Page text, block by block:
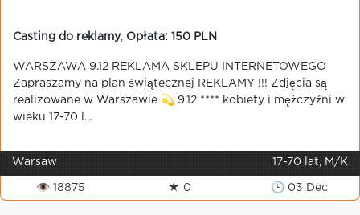
Casting do reklamy, Opłata: 150 PLN
WARSZAWA 9.12 REKLAMA SKLEPU INTERNETOWEGO
Zapraszamy na plan świątecznej REKLAMY !!! Zdjęcia są
realizowane w Warszawie 💫 9.12 **** kobiety i mężczyźni w
wieku 17-70 l...
Warsaw 17-70 lat, M/K
👁 18875 ★ 0 🕒 03 Dec